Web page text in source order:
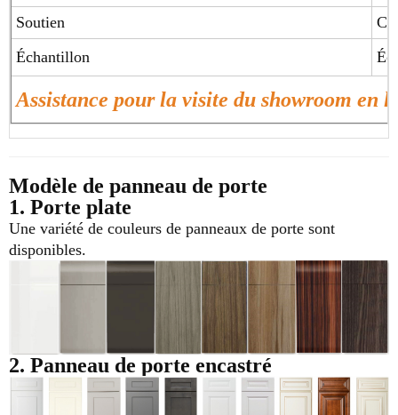
Soutien
Échantillon
Assistance pour la visite du showroom en
Modèle de panneau de porte
1. Porte plate
Une variété de couleurs de panneaux de porte sont
disponibles.
2. Panneau de porte encastré